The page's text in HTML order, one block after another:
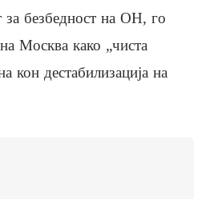
за безбедност на ОН, го
Москва како „чиста
кон дестабилизација на